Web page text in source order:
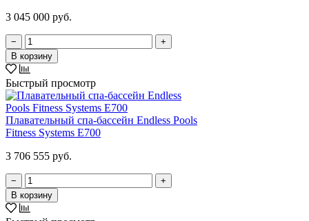
3 045 000 руб.
−
+
В корзину
Быстрый просмотр
Плавательный спа-бассейн Endless Pools
Fitness Systems E700
3 706 555 руб.
−
+
В корзину